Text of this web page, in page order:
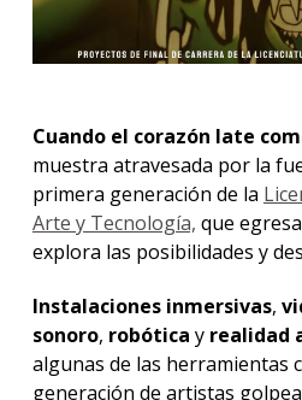
Cuando el corazón late
muestra atravesada por la
primera generación de la
Arte y Tecnología, que
explora las posibilidades y
Instalaciones inmersivas,
sonoro, robótica y realidad
algunas de las herramientas
generación de artistas